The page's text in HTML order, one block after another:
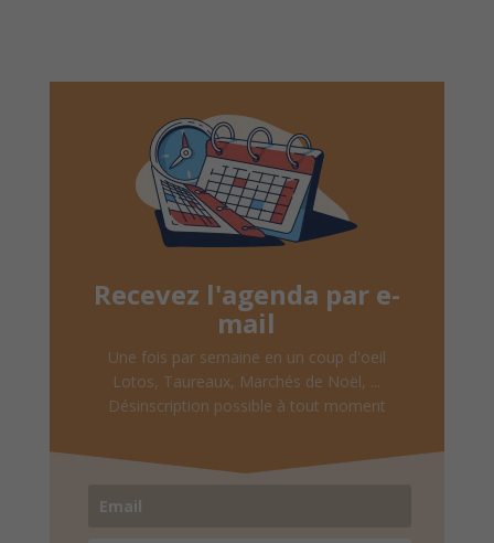
Recevez l'agenda par e-
mail
Une fois par semaine en un coup d'oeil
Lotos, Taureaux, Marchés de Noël, ...
Désinscription possible à tout moment